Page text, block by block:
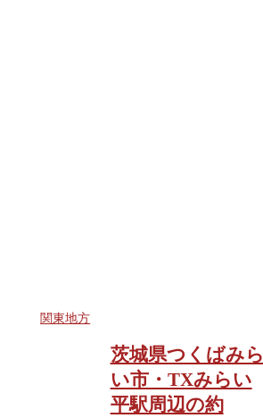
関東地方
茨城県つくばみら
い市・TXみらい
平駅周辺の約